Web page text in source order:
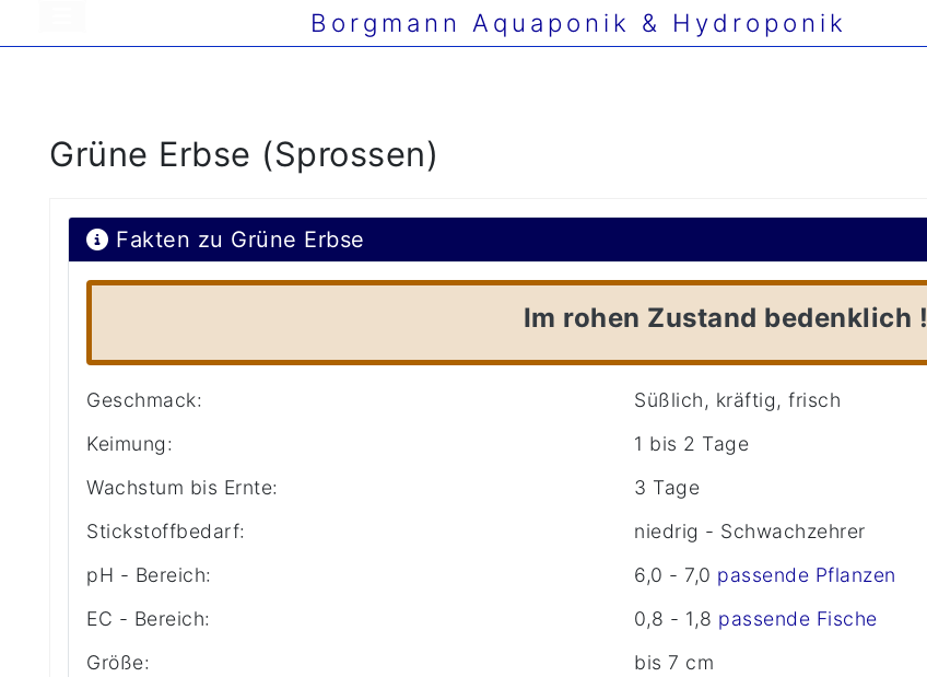
Borgmann Aquaponik & Hydroponik
Grüne Erbse (Sprossen)
Fakten zu Grüne Erbse
Im rohen Zustand bedenklich !
Geschmack:
Süßlich, kräftig, frisch
Keimung:
1 bis 2 Tage
Wachstum bis Ernte:
3 Tage
Stickstoffbedarf:
niedrig - Schwachzehrer
pH - Bereich:
6,0 - 7,0 passende Pflanzen
EC - Bereich:
0,8 - 1,8 passende Fische
Größe:
bis 7 cm